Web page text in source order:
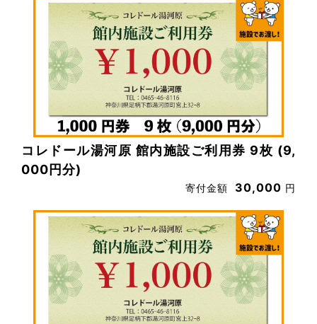
コレドール湯河原 館内施設ご利用券 9枚 (9,
000円分)
寄付金額 30,000 円